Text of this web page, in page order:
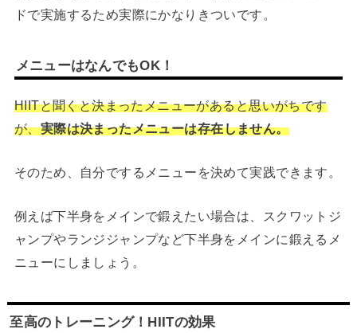
ドで実施するため実際にかなりきついです。
メニューはなんでもOK！
HIITと聞くと決まったメニューがあると思いがちです
が、実際は決まったメニューは存在しません。
そのため、自分でするメニューを決めて実践できます。
例えば下半身をメインで鍛えたい場合は、スクワットジ
ャンプやランジジャンプなど下半身をメインに鍛えるメ
ニューにしましょう。
至高のトレーニング！HIITの効果